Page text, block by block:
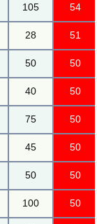
105 54
28 51
50 50
40 50
75 50
45 50
50 50
100 50